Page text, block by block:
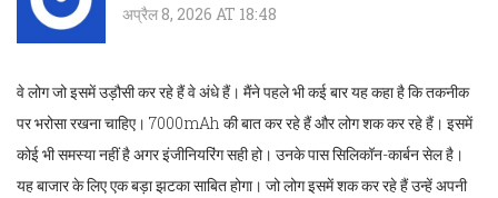
अप्रैल 8, 2026 AT 18:48
वे लोग जो इसमें उड़ौसी कर रहे हैं वे अंधे हैं। मैंने पहले भी कई बार यह कहा है कि तकनीक
पर भरोसा रखना चाहिए। 7000mAh की बात कर रहे हैं और लोग शक कर रहे हैं। इसमें
कोई भी समस्या नहीं है अगर इंजीनियरिंग सही हो। उनके पास सिलिकॉन-कार्बन सेल है।
यह बाजार के लिए एक बड़ा झटका साबित होगा। जो लोग इसमें शक कर रहे हैं उन्हें अपनी